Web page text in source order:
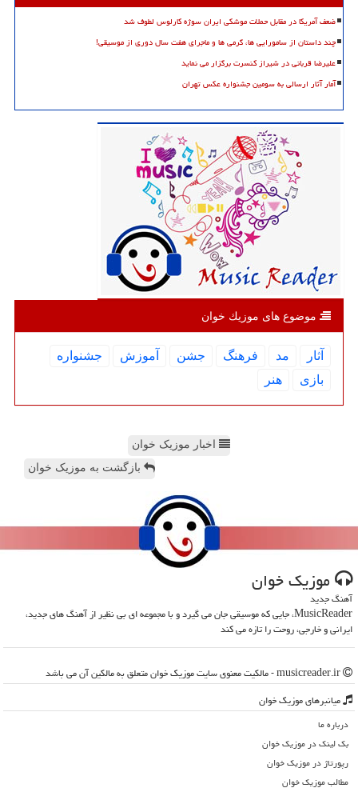
ضعف آمریکا در مقابل حملات موشکی ایران سوژه کارلوس لطوف شد
چند داستان از سامورایی ها، گرمی ها و ماجرای هفت سال دوری از موسیقی!
علیرضا قربانی در شیراز کنسرت برگزار می نماید
آمار آثار ارسالی به سومین جشنواره عکس تهران
موضوع های موزیك خوان
آثار مد فرهنگ جشن آموزش
جشنواره
بازی
هنر
اخبار موزیک خوان
بازگشت به موزیک خوان
موزیك خوان
آهنگ جدید
MusicReader، جایی که موسیقی جان می گیرد و با مجموعه ای بی نظیر از آهنگ های جدید،
ایرانی و خارجی، روحت را تازه می کند
میانبرهای موزیك خوان
درباره ما
بک لینک در موزیك خوان
رپورتاژ در موزیك خوان
مطالب موزیك خوان